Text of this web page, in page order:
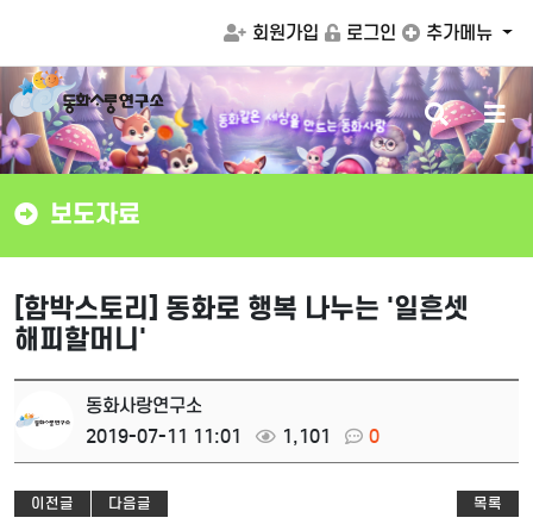
회원가입 로그인 추가메뉴
동화같은 세상을 만드는 동화사랑
검
색
버
튼
메
뉴
버
튼
보도자료
[함박스토리] 동화로 행복 나누는 '일흔셋
해피할머니'
동화사랑연구소
2019-07-11 11:01
1,101 0
이전글 다음글 목록